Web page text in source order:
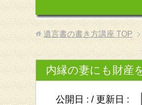
遺言書の書き方講座TOP
内縁の妻にも財産
公開日 : / 更新日 :